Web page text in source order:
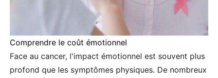
Comprendre le coût émotionnel
Face au cancer, l'impact émotionnel est souvent plus
profond que les symptômes physiques. De nombreux